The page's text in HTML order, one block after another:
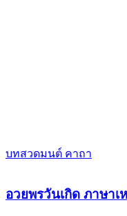
บทสวดมนต์ คาถา
อวยพรวันเกิด ภาษาเ